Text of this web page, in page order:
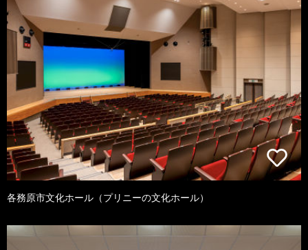
各務原市文化ホール（プリニーの文化ホール）